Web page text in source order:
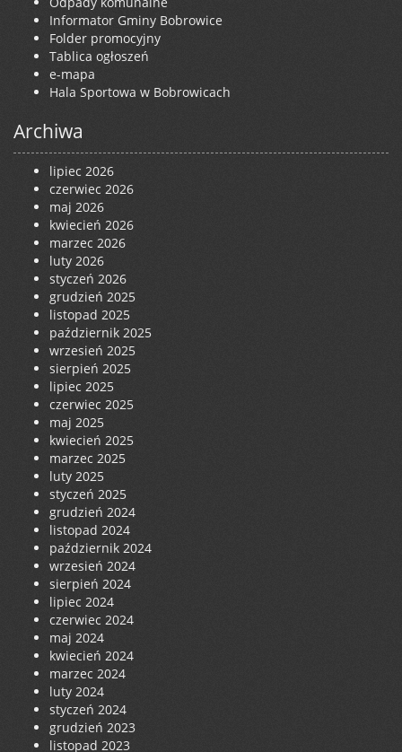
Informator Gminy Bobrowice
Folder promocyjny
Tablica ogłoszeń
e-mapa
Hala Sportowa w Bobrowicach
Archiwa
lipiec 2026
czerwiec 2026
maj 2026
kwiecień 2026
marzec 2026
luty 2026
styczeń 2026
grudzień 2025
listopad 2025
październik 2025
wrzesień 2025
sierpień 2025
lipiec 2025
czerwiec 2025
maj 2025
kwiecień 2025
marzec 2025
luty 2025
styczeń 2025
grudzień 2024
listopad 2024
październik 2024
wrzesień 2024
sierpień 2024
lipiec 2024
czerwiec 2024
maj 2024
kwiecień 2024
marzec 2024
luty 2024
styczeń 2024
grudzień 2023
listopad 2023